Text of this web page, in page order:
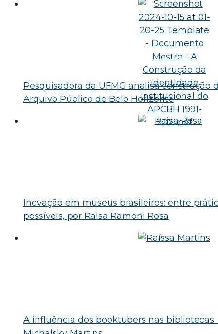
Pesquisadora da UFMG analisa construção
Arquivo Público de Belo Horizonte
Inovação em museus brasileiros: entre
possíveis, por Raisa Ramoni Rosa
A influência dos booktubers nas